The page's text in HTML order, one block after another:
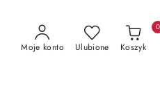
Moje konto Ulubione Koszyk
0